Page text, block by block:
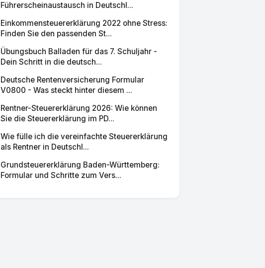
Führerscheinaustausch in Deutschl...
Einkommensteuererklärung 2022 ohne Stress:
Finden Sie den passenden St...
Übungsbuch Balladen für das 7. Schuljahr -
Dein Schritt in die deutsch...
Deutsche Rentenversicherung Formular
V0800 - Was steckt hinter diesem ...
Rentner-Steuererklärung 2026: Wie können
Sie die Steuererklärung im PD...
Wie fülle ich die vereinfachte Steuererklärung
als Rentner in Deutschl...
Grundsteuererklärung Baden-Württemberg:
Formular und Schritte zum Vers...